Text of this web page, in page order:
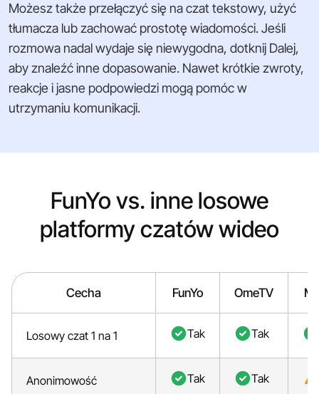
Możesz także przełączyć się na czat tekstowy, użyć
tłumacza lub zachować prostotę wiadomości. Jeśli
rozmowa nadal wydaje się niewygodna, dotknij Dalej,
aby znaleźć inne dopasowanie. Nawet krótkie zwroty,
reakcje i jasne podpowiedzi mogą pomóc w
utrzymaniu komunikacji.
FunYo vs. inne losowe
platformy czatów wideo
Cecha FunYo OmeTV
Losowy czat 1 na 1 Tak Tak
Anonimowość Tak Tak